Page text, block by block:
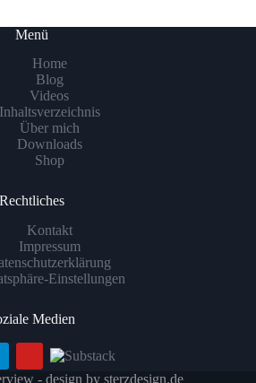
Menü
Home
Blog
Videos
Inhaltsverzeichnis
Über mich
Downloads
Shop
Rechtliches
Kontakt
Impressum
Einstellungen
Medien
- design by sterzdesign.de